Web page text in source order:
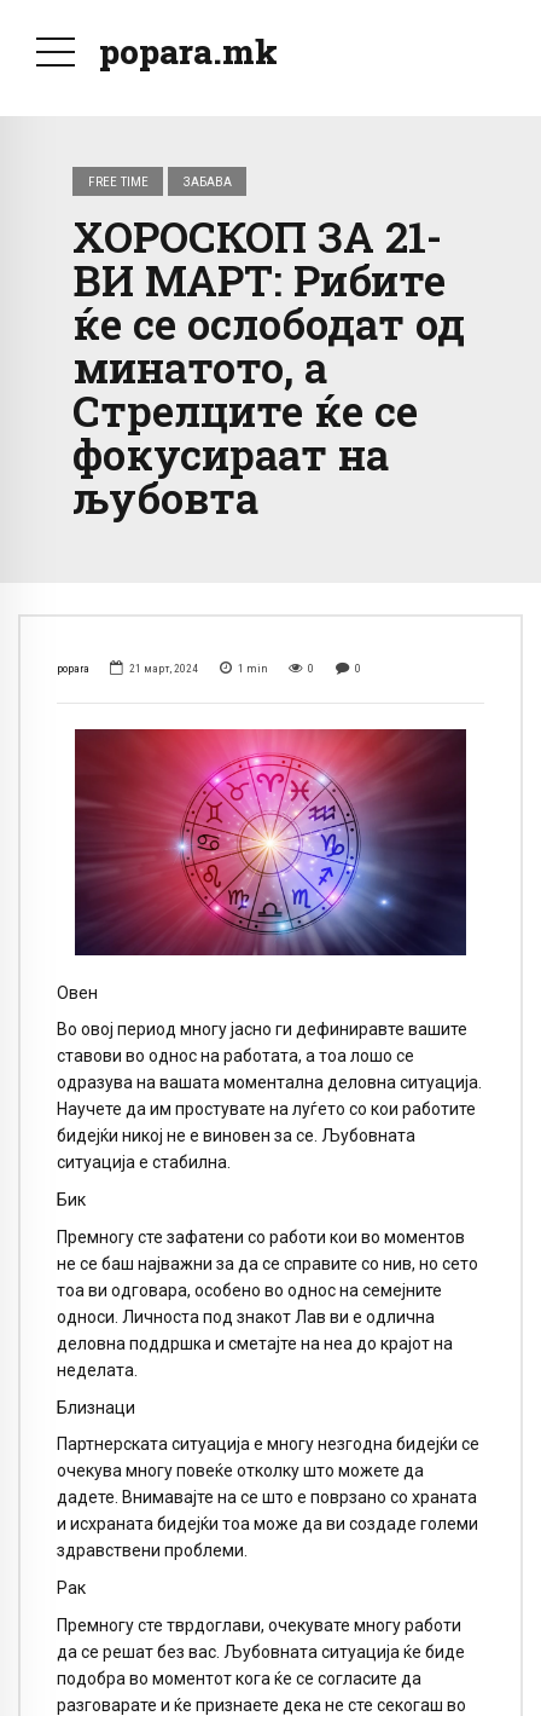
popara.mk
FREE TIME ЗАБАВА
ХОРОСКОП ЗА 21-
ВИ МАРТ: Рибите
ќе се ослободат од
минатото, а
Стрелците ќе се
фокусираат на
љубовта
popara 21 март, 2024 1 min 0 0
Овен
Во овој период многу јасно ги дефиниравте вашите
ставови во однос на работата, а тоа лошо се
одразува на вашата моментална деловна ситуација.
Научете да им простувате на луѓето со кои работите
бидејќи никој не е виновен за се. Љубовната
ситуација е стабилна.
Бик
Премногу сте зафатени со работи кои во моментов
не се баш најважни за да се справите со нив, но сето
тоа ви одговара, особено во однос на семејните
односи. Личноста под знакот Лав ви е одлична
деловна поддршка и сметајте на неа до крајот на
неделата.
Близнаци
Партнерската ситуација е многу незгодна бидејќи се
очекува многу повеќе отколку што можете да
дадете. Внимавајте на се што е поврзано со храната
и исхраната бидејќи тоа може да ви создаде големи
здравствени проблеми.
Рак
Премногу сте тврдоглави, очекувате многу работи
да се решат без вас. Љубовната ситуација ќе биде
подобра во моментот кога ќе се согласите да
разговарате и ќе признаете дека не сте секогаш во